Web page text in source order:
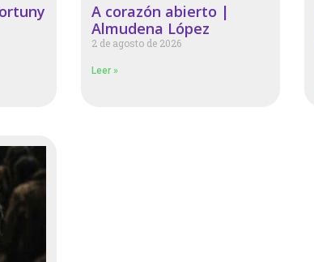
A corazón abierto |
Almudena López
2 de agosto de 2026
Leer »